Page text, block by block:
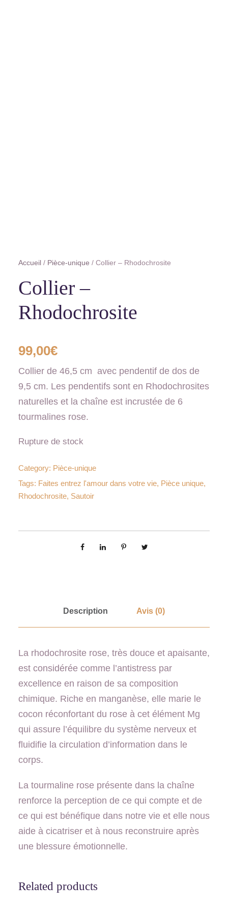
Accueil / Pièce-unique / Collier – Rhodochrosite
Collier –
Rhodochrosite
99,00€
Collier de 46,5 cm avec pendentif de dos de
9,5 cm. Les pendentifs sont en Rhodochrosites
naturelles et la chaîne est incrustée de 6
tourmalines rose.
Rupture de stock
Category: Pièce-unique
Tags: Faites entrez l'amour dans votre vie, Pièce unique,
Rhodochrosite, Sautoir
Description Avis (0)
La rhodochrosite rose, très douce et apaisante,
est considérée comme l’antistress par
excellence en raison de sa composition
chimique. Riche en manganèse, elle marie le
cocon réconfortant du rose à cet élément Mg
qui assure l’équilibre du système nerveux et
fluidifie la circulation d’information dans le
corps.
La tourmaline rose présente dans la chaîne
renforce la perception de ce qui compte et de
ce qui est bénéfique dans notre vie et elle nous
aide à cicatriser et à nous reconstruire après
une blessure émotionnelle.
Related products